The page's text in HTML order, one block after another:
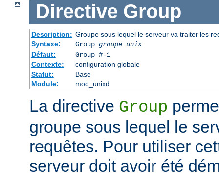
Directive Group
Description: Groupe sous lequel le serveur va traiter les
Syntaxe:
Group groupe unix
Défaut:
Group #-1
Contexte:
configuration globale
Statut:
Base
Module:
mod_unixd
La directive Group
groupe sous lequel le
requêtes. Pour utiliser
serveur doit avoir été